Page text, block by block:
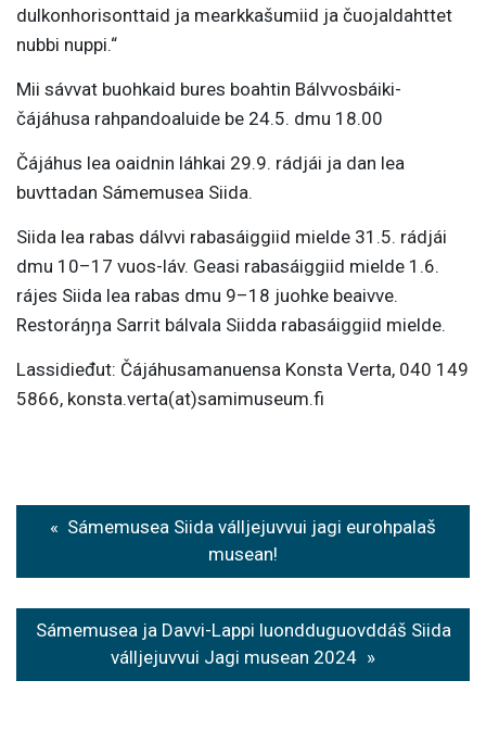
dulkonhorisonttaid ja mearkkašumiid ja čuojaldahttet
nubbi nuppi.“
Mii sávvat buohkaid bures boahtin Bálvvosbáiki-
čájáhusa rahpandoaluide be 24.5. dmu 18.00
Čájáhus lea oaidnin láhkai 29.9. rádjái ja dan lea
buvttadan Sámemusea Siida.
Siida lea rabas dálvvi rabasáiggiid mielde 31.5. rádjái
dmu 10–17 vuos-láv. Geasi rabasáiggiid mielde 1.6.
rájes Siida lea rabas dmu 9–18 juohke beaivve.
Restoráŋŋa Sarrit bálvala Siidda rabasáiggiid mielde.
Lassidieđut: Čájáhusamanuensa Konsta Verta, 040 149
5866, konsta.verta(at)samimuseum.fi
s
n
Sámemusea Siida válljejuvvui jagi eurohpalaš
musean!
Sámemusea ja Davvi-Lappi luondduguovddáš Siida
válljejuvvui Jagi musean 2024